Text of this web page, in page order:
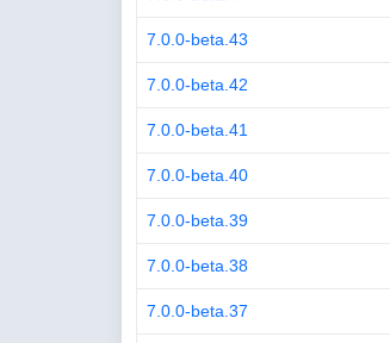
7.0.0-beta.43
7.0.0-beta.42
7.0.0-beta.41
7.0.0-beta.40
7.0.0-beta.39
7.0.0-beta.38
7.0.0-beta.37